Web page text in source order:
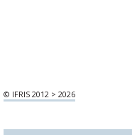
© IFRIS 2012 > 2026